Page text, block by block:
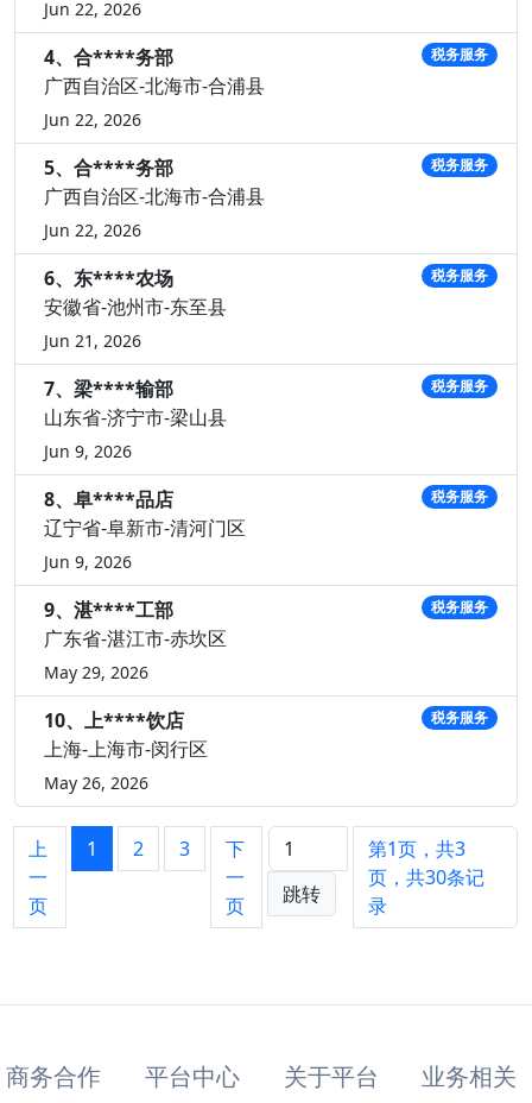
Jun 22, 2026
4、合****务部
广西自治区-北海市-合浦县
Jun 22, 2026
税务服务
5、合****务部
广西自治区-北海市-合浦县
Jun 22, 2026
税务服务
6、东****农场
安徽省-池州市-东至县
Jun 21, 2026
税务服务
7、梁****输部
山东省-济宁市-梁山县
Jun 9, 2026
税务服务
8、阜****品店
辽宁省-阜新市-清河门区
Jun 9, 2026
税务服务
9、湛****工部
广东省-湛江市-赤坎区
May 29, 2026
税务服务
10、上****饮店
上海-上海市-闵行区
May 26, 2026
税务服务
上
一
页
1 2 3
下
一
页
跳转
第1页，共3
页，共30条记
录
商务合作 平台中心 关于平台 业务相关